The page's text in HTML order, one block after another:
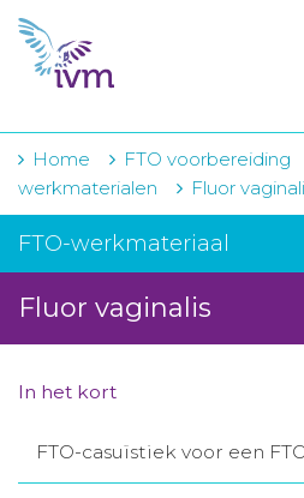
VMI
FTO voorbereiding
IVM-academie
Zorginstellingen
Voorschrijfgedrag
Projecten
Contact
Home FTO voorbereiding
werkmaterialen
Fluor
FTO-werkmateriaal
Fluor vaginalis
In het kort
FTO-casuïstiek voor een